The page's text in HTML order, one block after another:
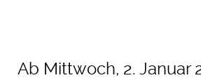
Ab Mittwoch, 2. Januar